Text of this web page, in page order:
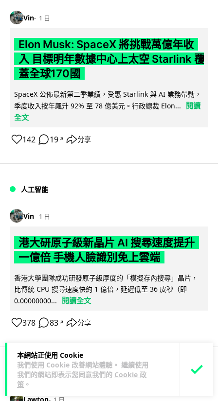
本網站正使用 Cookie
我們使用 Cookie 改善網站體驗。 繼續使用
我們的網站即表示您同意我們的 Cookie 政
策 。
Vin 1 日
Elon Musk: SpaceX 將挑戰萬億年收
入 目標明年數據中心上太空 Starlink 覆
蓋全球170國
SpaceX 公佈最新第二季業績，受惠 Starlink 與 AI 業務帶動，
季度收入按年飆升 92% 至 78 億美元。行政總裁 Elon...
閱讀
全文
142 19 ↗ 分享
人工智能
Vin 1 日
港大研原子級新晶片 AI 搜尋速度提升
一億倍 手機人臉識別免上雲端
香港大學團隊成功研發原子級厚度的「模擬存內搜尋」晶片，
比傳統 CPU 搜尋速度快約 1 億倍，延遲低至 36 皮秒（即
0.00000000...
閱讀全文
378 83 ↗ 分享
科技娛樂 生活科技 旅遊